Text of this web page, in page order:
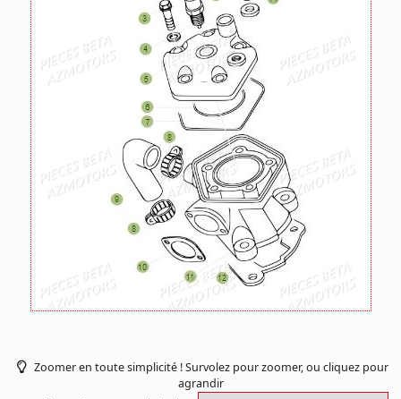
Zoomer en toute simplicité ! Survolez pour zoomer, ou cliquez pour
agrandir